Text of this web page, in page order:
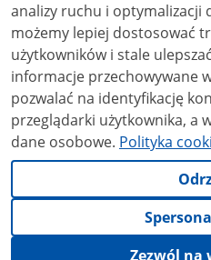
analizy ruchu i optymalizacji
możemy lepiej dostosować
użytkowników i stale ulepszać nasze
informacje przechowywane
pozwalać na identyfikację
przeglądarki użytkownika, a
dane osobowe. Polityka
Zezwól na